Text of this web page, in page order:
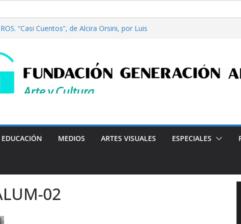
“Casi Cuentos”, de Alcira Orsini, por Luis
Abierta en Radio: Emisión N° 972, Lunes 03 de
Emisión N°175, Sábado 01 de Agosto de
EDUCACIÓN MEDIOS ARTES VISUALES ESPECIALES
02